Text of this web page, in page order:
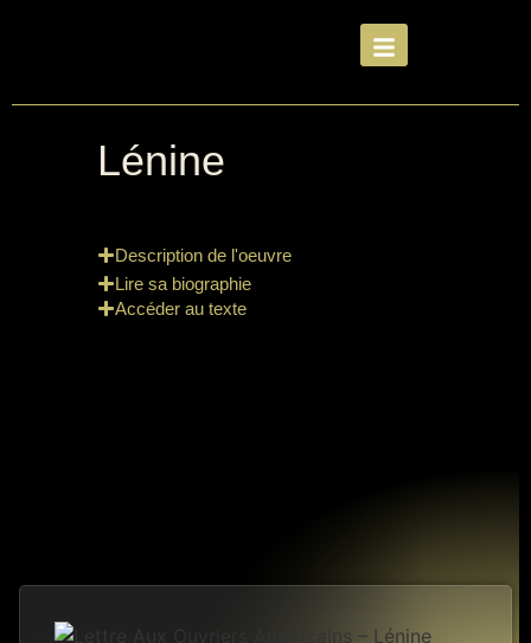
Lénine
Description de l'oeuvre
Lire sa biographie
Accéder au texte